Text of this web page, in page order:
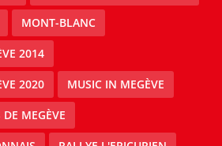
MONT-BLANC
2014
2020 MUSIC IN MEGÈVE
MEGÈVE